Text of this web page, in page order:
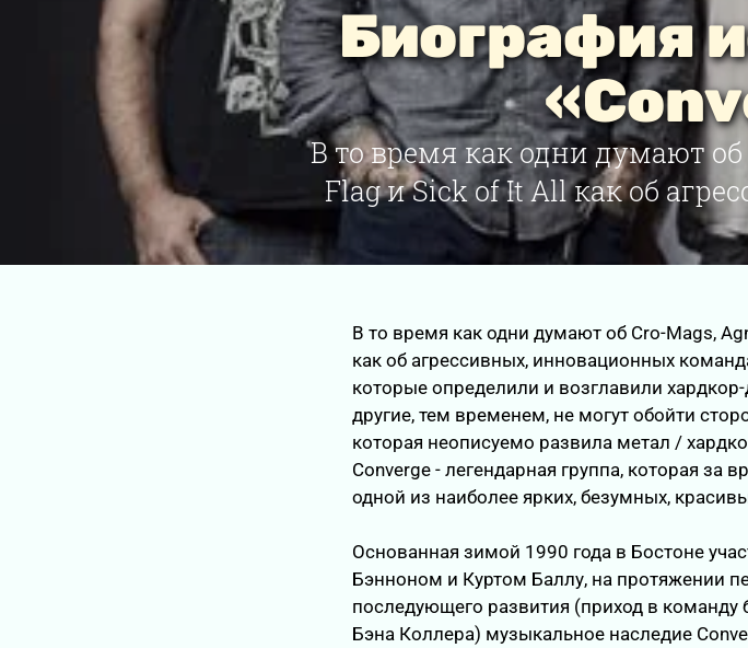
Биография
В то время как одни думают
Flag и Sick of It All как об
В то время как одни думают об Cro-Mags,
как об агрессивных, инновационных
которые определили и возглавили
другие, тем временем, не могут обойти
которая неописуемо развила метал /
Converge - легендарная группа, которая за
одной из наиболее ярких, безумных,
Основанная зимой 1990 года в Бостоне
Бэнноном и Куртом Баллу, на протяжении
последующего развития (приход в команду
Бэна Коллера) музыкальное наследие